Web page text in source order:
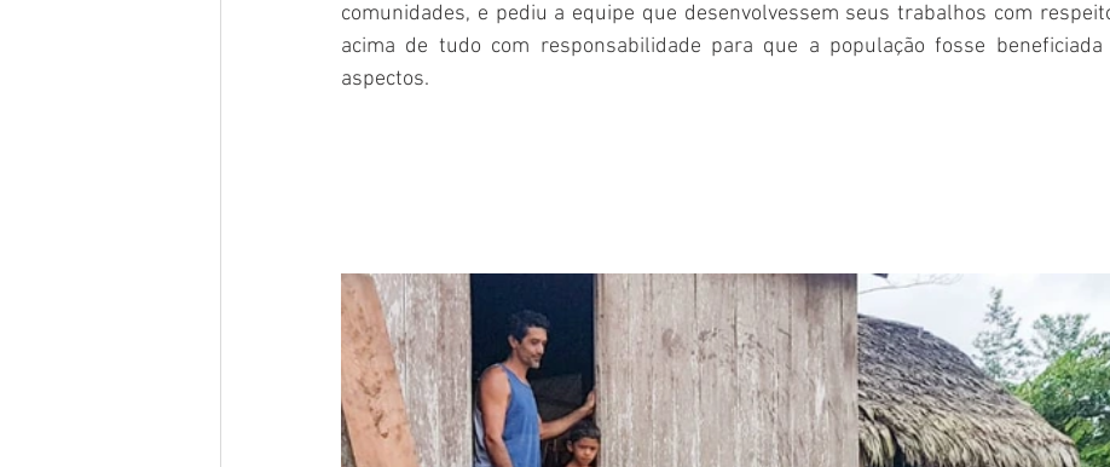
comunidades, e pediu a equipe que desenvolvessem seus trabalhos com
acima de tudo com responsabilidade para que a população fosse
aspectos.